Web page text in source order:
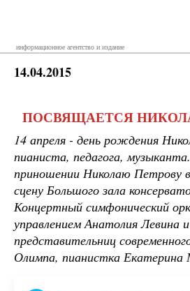
информационное агентство и издание
14.04.2015
ПОСВЯЩАЕТСЯ
14 апреля - день рождения
пианиста, педагога,
приношении Николаю Петрову
сцену Большого зала
Концертный симфонический
управлением Анатолия Левина
представительниц
Олимпа, пианистка Екатерина